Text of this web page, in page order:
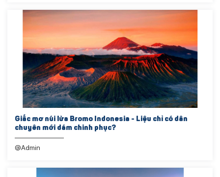
Giấc mơ núi lửa Bromo Indonesia - Liệu chỉ có dân
chuyên mới dám chinh phục?
@Admin